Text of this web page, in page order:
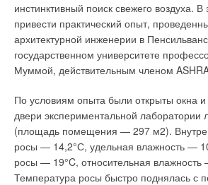
инстинктивный поиск свежего воздуха. В
привести практический опыт,
архитектурной инженерии в
государственном университете
Муммой, действительным членом
По условиям опыта были открыты окна
двери экспериментальной лаборатории
(площадь помещения — 297 м2).
росы — 14,2°С, удельная влажность —
росы — 19°C, относительная влажность
Температура росы быстро поднялась с